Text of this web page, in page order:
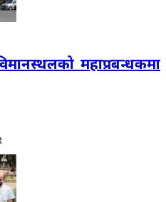
विमानस्थलको महाप्रबन्धकमा